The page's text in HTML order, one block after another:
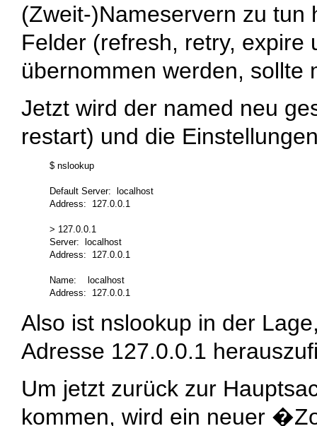
(Zweit-)Nameservern zu tun
Felder (refresh, retry, expire
übernommen werden, sollte
Jetzt wird der named neu
restart) und die
$ nslookup
Default Server:  localhost
Address:  127.0.0.1
> 127.0.0.1
Server:  localhost
Address:  127.0.0.1
Name:    localhost
Also ist nslookup in der
Adresse 127.0.0.1
Um jetzt zurück zur
kommen, wird ein neuer